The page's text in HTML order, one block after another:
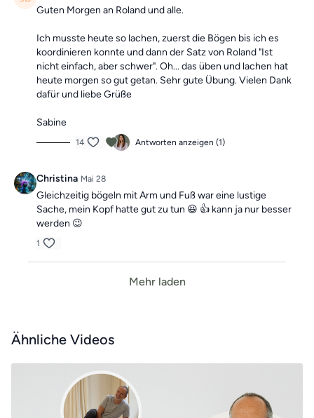
Guten Morgen an Roland und alle.
Ich musste heute so lachen, zuerst die Bögen bis ich es
koordinieren konnte und dann der Satz von Roland "Ist
nicht einfach, aber schwer". Oh... das üben und lachen hat
heute morgen so gut getan. Sehr gute Übung. Vielen Dank
dafür und liebe Grüße
Sabine
14 Antworten anzeigen (1)
Christina Mai 28
Gleichzeitig bögeln mit Arm und Fuß war eine lustige
Sache, mein Kopf hatte gut zu tun 😆 👍 kann ja nur besser
werden 😉
1
Mehr laden
Ähnliche Videos